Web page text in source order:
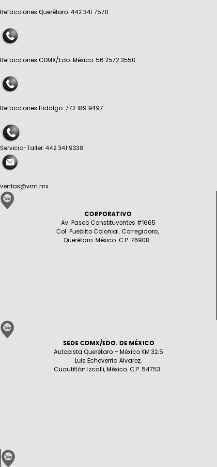
Refacciones Querétaro: 442 341 7570
Refacciones CDMX/Edo. México: 56 2572 3550
Refacciones Hidalgo: 772 189 9497
Servicio-Taller: 442 341 9338
ventas@vrm.mx
CORPORATIVO
Av. Paseo Constituyentes #1665
Col. Pueblito Colonial. Corregidora,
Querétaro. México. C.P. 76908.
SEDE CDMX/EDO. DE MÉXICO
Autopista Querétaro – México KM 32.5
Luis Echeverria Alvarez,
Cuautitlán Izcalli, México. C.P. 54753.